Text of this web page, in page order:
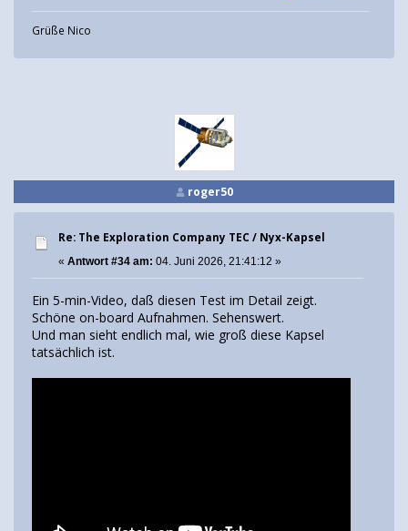
Grüße Nico
roger50
Re: The Exploration Company TEC / Nyx-Kapsel
« Antwort #34 am: 04. Juni 2026, 21:41:12 »
Ein 5-min-Video, daß diesen Test im Detail zeigt.
Schöne on-board Aufnahmen. Sehenswert.
Und man sieht endlich mal, wie groß diese Kapsel
tatsächlich ist.